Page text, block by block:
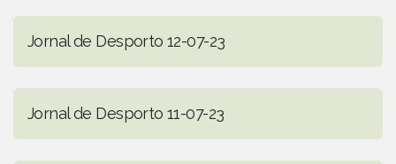
Jornal de Desporto 12-07-23
Jornal de Desporto 11-07-23